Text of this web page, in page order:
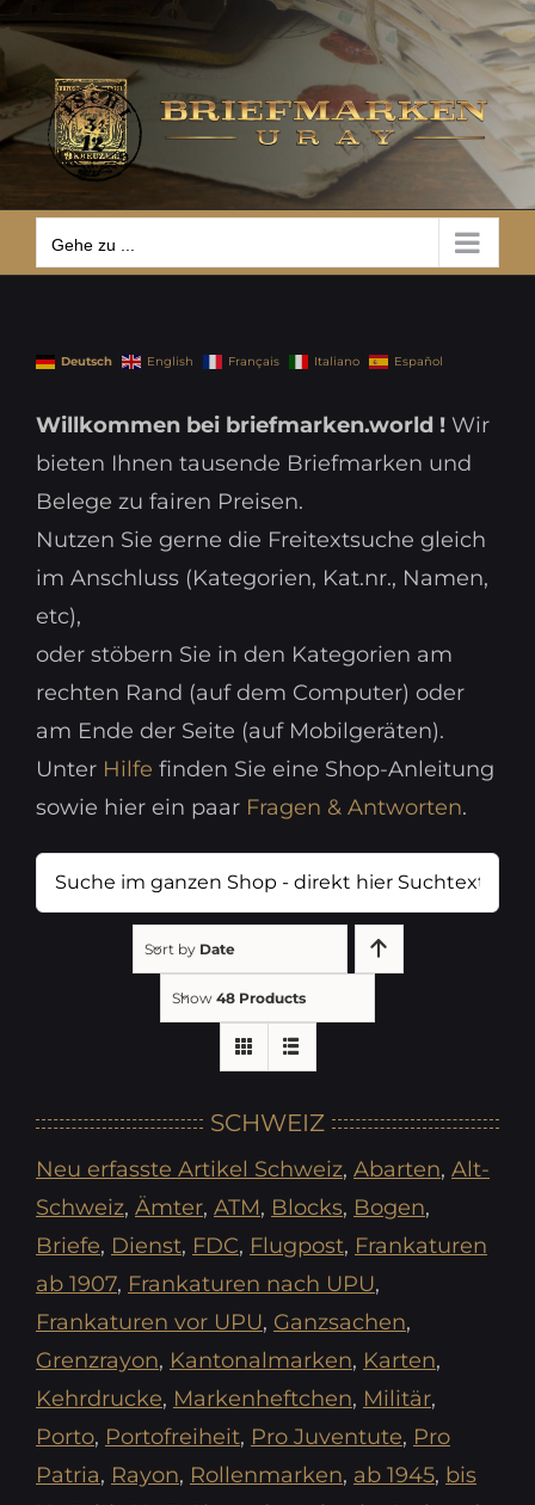
Zum
Inhalt
springen
Gehe zu ...
Gehe zu ...
Deutsch English Français Italiano Español
Willkommen bei briefmarken.world !Wir
bieten Ihnen tausende Briefmarken und
Belege zu fairen Preisen.
Nutzen Sie gerne die Freitextsuche gleich
im Anschluss (Kategorien, Kat.nr., Namen,
etc),
oder stöbern Sie in den Kategorien am
rechten Rand (auf dem Computer) oder
am Ende der Seite (auf Mobilgeräten).
Unter Hilfe finden Sie eine Shop-Anleitung
sowie hier ein paar Fragen & Antworten.
Suche
im
oder
Nr
eingeben
Sort by Date
Show 48 Products
SCHWEIZ
Neu erfasste Artikel Schweiz, Abarten, Alt-
Schweiz, Ämter, ATM, Blocks, Bogen,
Briefe, Dienst, FDC, Flugpost, Frankaturen
ab 1907, Frankaturen nach UPU,
Frankaturen vor UPU, Ganzsachen,
Grenzrayon, Kantonalmarken, Karten,
Kehrdrucke, Markenheftchen, Militär,
Porto, Portofreiheit, Pro Juventute, Pro
Patria, Rayon, Rollenmarken, ab 1945, bis